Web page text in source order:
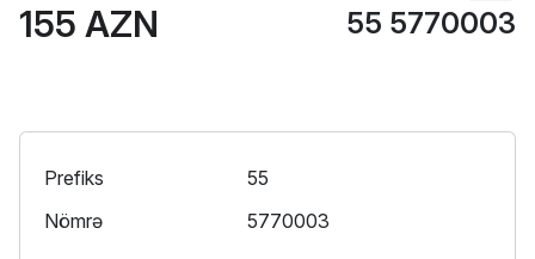
155 AZN 55 5770003
Prefiks
55
Nömrə
5770003